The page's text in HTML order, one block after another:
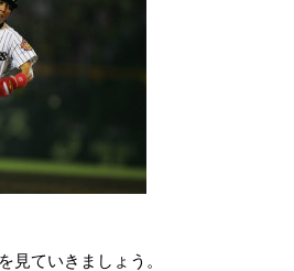
見ていきましょう。